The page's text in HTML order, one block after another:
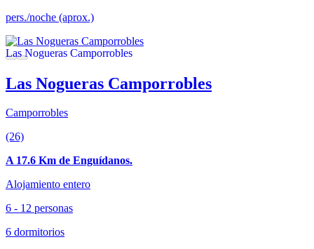
pers./noche (aprox.)
Las Nogueras Camporrobles
Camporrobles
(26)
A 17.6 Km de Enguídanos.
Alojamiento entero
6 - 12 personas
6 dormitorios